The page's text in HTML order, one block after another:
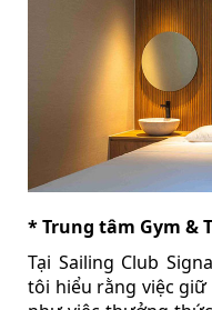
* Trung tâm Gym &
Tại Sailing Club
tôi hiểu rằng việc